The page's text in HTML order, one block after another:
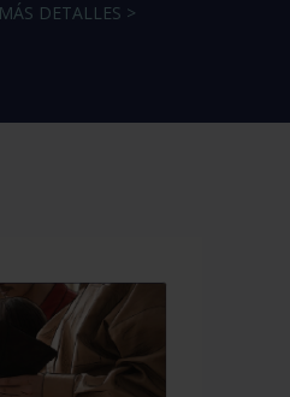
DETALLES >